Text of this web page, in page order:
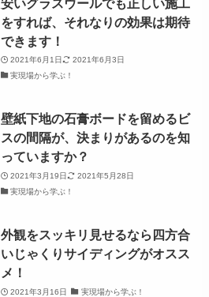
安いグラスウールでも正しい施工
をすれば、それなりの効果は期待
できます！
2021年6月1日
2021年6月3日
実現場から学ぶ！
壁紙下地の石膏ボードを留めるビ
スの間隔が、決まりがあるのを知
っていますか？
2021年3月19日
2021年5月28日
実現場から学ぶ！
外観をスッキリ見せるなら四方合
いじゃくりサイディングがオスス
メ！
2021年3月16日 実現場から学ぶ！